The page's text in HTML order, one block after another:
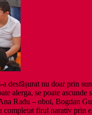
desfășurat nu doar prin
alerga, se poate ascunde
Radu – oboi, Bogdan
completat firul narativ prin